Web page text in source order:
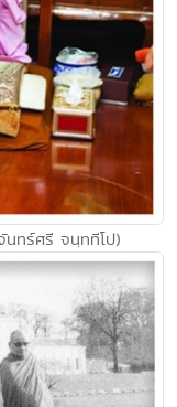
นทร์ศรี จนฺททีโป)